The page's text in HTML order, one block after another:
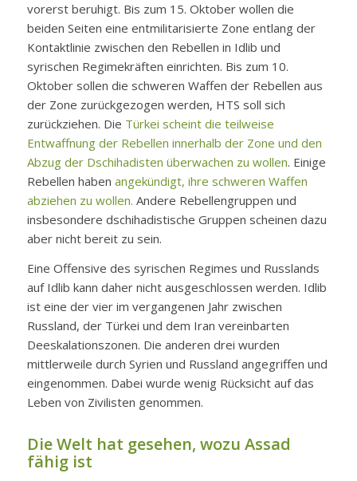
vorerst beruhigt. Bis zum 15. Oktober wollen die
beiden Seiten eine entmilitarisierte Zone entlang der
Kontaktlinie zwischen den Rebellen in Idlib und
syrischen Regimekräften einrichten. Bis zum 10.
Oktober sollen die schweren Waffen der Rebellen aus
der Zone zurückgezogen werden, HTS soll sich
zurückziehen. Die Türkei scheint die teilweise
Entwaffnung der Rebellen innerhalb der Zone und den
Abzug der Dschihadisten überwachen zu wollen. Einige
Rebellen haben angekündigt, ihre schweren Waffen
abziehen zu wollen. Andere Rebellengruppen und
insbesondere dschihadistische Gruppen scheinen dazu
aber nicht bereit zu sein.
Eine Offensive des syrischen Regimes und Russlands
auf Idlib kann daher nicht ausgeschlossen werden. Idlib
ist eine der vier im vergangenen Jahr zwischen
Russland, der Türkei und dem Iran vereinbarten
Deeskalationszonen. Die anderen drei wurden
mittlerweile durch Syrien und Russland angegriffen und
eingenommen. Dabei wurde wenig Rücksicht auf das
Leben von Zivilisten genommen.
Die Welt hat gesehen, wozu Assad
fähig ist